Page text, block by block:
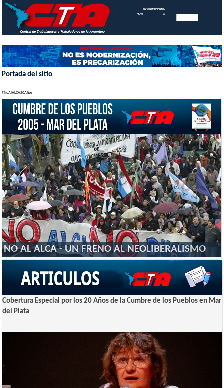
MENU
INICIOINSTITUCIONAL MEMORIAS
ANUALES
Portada del sitio
#NoAlALCA20Años
NO AL ALCA - UN FRENO AL NEOLIBERALISMO
Cobertura Especial por los 20 Años de la Cumbre de los Pueblos en Mar
del Plata